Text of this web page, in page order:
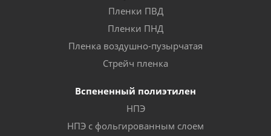
Пленки ПВД
Пленки ПНД
Пленка воздушно-пузырчатая
Стрейч пленка
Вспененный полиэтилен
НПЭ
НПЭ с фольгированным слоем